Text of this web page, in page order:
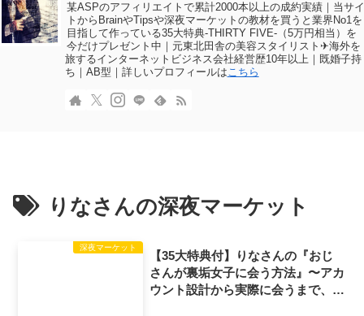
某ASPのアフィリエイトで累計2000本以上の成約実績｜当サ
トからBrainやTipsや深夜マーケットの教材を買うと業界No1を
目指して作っている35大特典-THIRTY FIVE-（5万円相当）を
今だけプレゼント中｜元東北田舎の美容スタイリスト✈海外を
旅するインターネットビジネス会社経営歴10年以上｜既婚子持
ち｜AB型｜詳しいプロフィールはこちら
りなさんの深夜マーケット
深夜マーケット
【35大特典付】りなさんの『おじ
さんが裏垢女子に会う方法』〜アカ
ウント設計から実際に会うまで、手